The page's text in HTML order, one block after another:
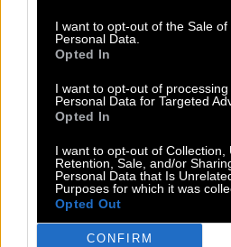
I want to opt-out of the Sale of
Personal Data.
Opted In
I want to opt-out of processing
Personal Data for Targeted
Opted In
I want to opt-out of Collection,
Retention, Sale, and/or
Personal Data that Is
Purposes for which it was
Opted Out
CONFIRM
Klicken Sie auf das Wort, um
Langlauf,Urlaub,Daunen,
Weitere
Kreuzworträtsel